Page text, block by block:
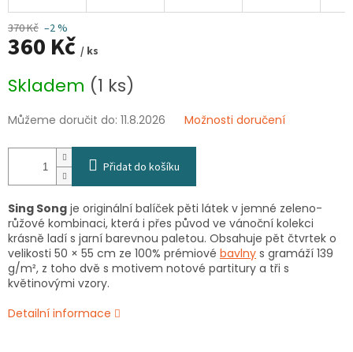
370 Kč –2 %
360 Kč / ks
cena:
Skladem (1 ks)
Můžeme doručit do: 11.8.2026 Možnosti doručení
Přidat do košíku
Sing Song je originální balíček pěti látek v jemné zeleno-
růžové kombinaci, která i přes původ ve vánoční kolekci
krásně ladí s jarní barevnou paletou. Obsahuje pět čtvrtek o
velikosti 50 × 55 cm ze 100% prémiové bavlny s gramáží 139
g/m², z toho dvě s motivem notové partitury a tři s
květinovými vzory.
Detailní informace